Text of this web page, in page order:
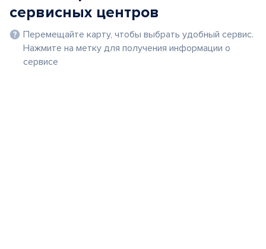
сервисных центров
Перемещайте карту, чтобы выбрать удобный сервис.
Нажмите на метку для получения информации о
сервисе